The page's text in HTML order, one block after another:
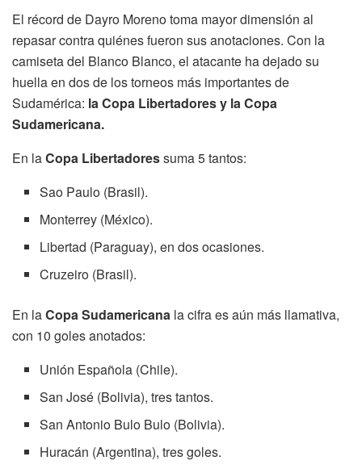
El récord de Dayro Moreno toma mayor dimensión al
repasar contra quiénes fueron sus anotaciones. Con la
camiseta del Blanco Blanco, el atacante ha dejado su
huella en dos de los torneos más importantes de
Sudamérica: la Copa Libertadores y la Copa
Sudamericana.
En laCopa Libertadoressuma 5 tantos:
Sao Paulo (Brasil).
Monterrey (México).
Libertad (Paraguay), en dos ocasiones.
Cruzeiro (Brasil).
En laCopa Sudamericana la cifra es aún más llamativa,
con 10 goles anotados:
Unión Española (Chile).
San José (Bolivia), tres tantos.
San Antonio Bulo Bulo (Bolivia).
Huracán (Argentina), tres goles.